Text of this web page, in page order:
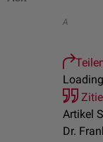
A
Artikel
Dr.